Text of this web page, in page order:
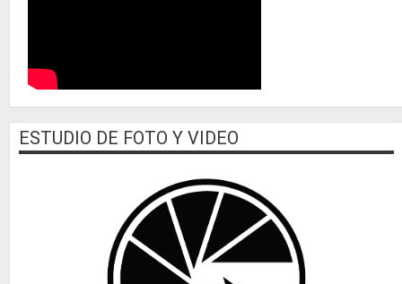
ESTUDIO DE FOTO Y VIDEO